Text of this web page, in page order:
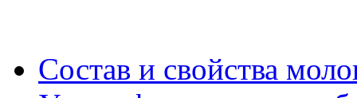
Состав и свойства